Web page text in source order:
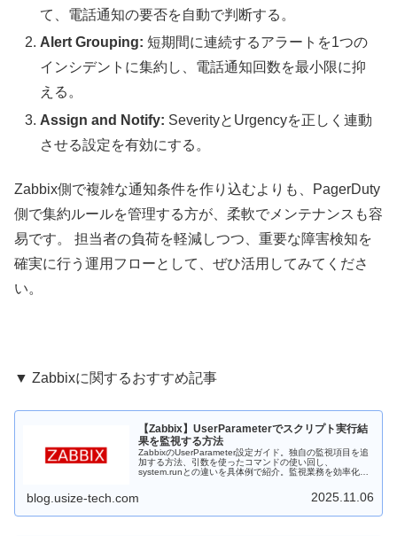
て、電話通知の要否を自動で判断する。
Alert Grouping: 短期間に連続するアラートを1つの
インシデントに集約し、電話通知回数を最小限に抑
える。
Assign and Notify: SeverityとUrgencyを正しく連動
させる設定を有効にする。
Zabbix側で複雑な通知条件を作り込むよりも、PagerDuty
側で集約ルールを管理する方が、柔軟でメンテナンスも容
易です。 担当者の負荷を軽減しつつ、重要な障害検知を
確実に行う運用フローとして、ぜひ活用してみてくださ
い。
▼ Zabbixに関するおすすめ記事
【Zabbix】UserParameterでスクリプト実行結
果を監視する方法
ZabbixのUserParameter設定ガイド。独自の監視項目を追
加する方法、引数を使ったコマンドの使い回し、
system.runとの違いを具体例で紹介。監視業務を効率化し
blog.usize-tech.com 2025.11.06